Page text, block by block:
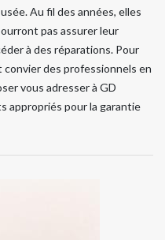
Au fil des années, elles
pas assurer leur
à des réparations. Pour
convier des professionnels en
vous adresser à GD
appropriés pour la garantie